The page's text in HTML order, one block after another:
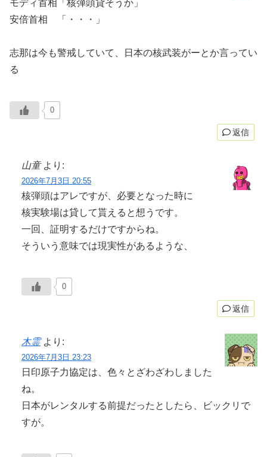
モディ首相「核弾頭貸そうか」
安倍首相 「・・・」
志那は今も警戒していて、日本の核武装がーとか言ってい
る
0
返信
山童 より:
2026年7月3日 20:55
核弾頭はアレですが、必要となった時に
核実験場は貸して貰えると想うです。
一回、証明するだけですからね。
そういう意味では現実性があるような、
0
返信
木霊 より:
2026年7月3日 23:23
日印原子力協定は、色々とざわざわしました
ね。
日本がレンタルする前提だったとしたら、ビックリで
すが。